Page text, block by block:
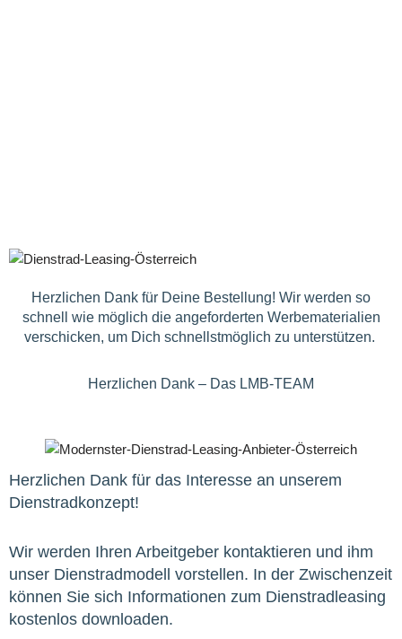
Herzlichen Dank für Deine Bestellung! Wir werden so
schnell wie möglich die angeforderten Werbematerialien
verschicken, um Dich schnellstmöglich zu unterstützen.
Herzlichen Dank – Das LMB-TEAM
Herzlichen Dank für das Interesse an unserem
Dienstradkonzept!
Wir werden Ihren Arbeitgeber kontaktieren und ihm
unser Dienstradmodell vorstellen. In der Zwischenzeit
können Sie sich Informationen zum Dienstradleasing
kostenlos downloaden.